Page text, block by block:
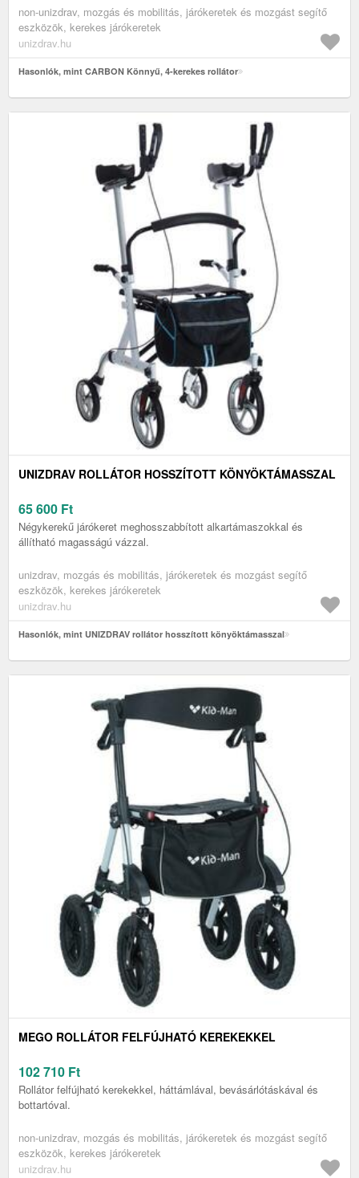
non-unizdrav, mozgás és mobilitás, járókeretek és mozgást segítő
eszközök, kerekes járókeretek
unizdrav.hu
Hasonlók, mint CARBON Könnyű, 4-kerekes rollátor
UNIZDRAV ROLLÁTOR HOSSZÍTOTT KÖNYÖKTÁMASSZAL
65 600 Ft
Négykerekű járókeret meghosszabbított alkartámaszokkal és
állítható magasságú vázzal.
unizdrav, mozgás és mobilitás, járókeretek és mozgást segítő
eszközök, kerekes járókeretek
unizdrav.hu
Hasonlók, mint UNIZDRAV rollátor hosszított könyöktámasszal
MEGO ROLLÁTOR FELFÚJHATÓ KEREKEKKEL
102 710 Ft
Rollátor felfújható kerekekkel, háttámlával, bevásárlótáskával és
bottartóval.
non-unizdrav, mozgás és mobilitás, járókeretek és mozgást segítő
eszközök, kerekes járókeretek
unizdrav.hu